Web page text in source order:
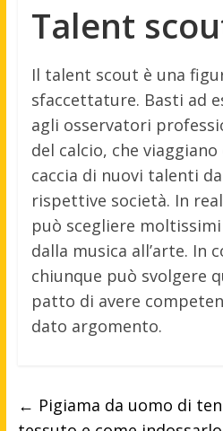
Talent
Il talent scout è una
sfaccettature. Basti ad
agli osservatori
del calcio, che
caccia di nuovi talenti
rispettive società. In
può scegliere
dalla musica all’arte. In
chiunque può svolgere
patto di avere
dato argomento.
← Pigiama da uomo di